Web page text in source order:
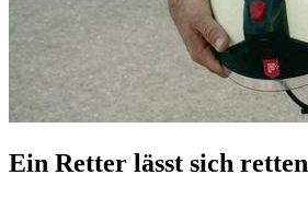
Ein Retter lässt sich retten